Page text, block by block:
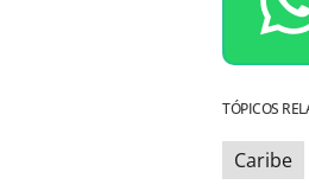
TÓPICOS
Caribe